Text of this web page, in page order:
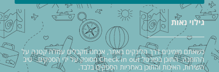
גילוי נאות
כשאתם מזמינים דרך הלינקים באתר, אנחנו מקבלים עמלה קטנה על
ההזמנה. התוכן בפורטל Check in out מסופק על ידי הספקים. טיב
השירות, האיכות והתוכן באחריות הספקים בלבד.